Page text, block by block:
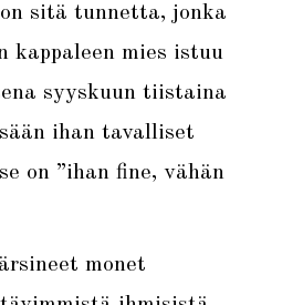
sitä tunnetta, jonka
kappaleen mies istuu
syyskuun tiistaina
ihan tavalliset
on ”ihan fine, vähän
monet